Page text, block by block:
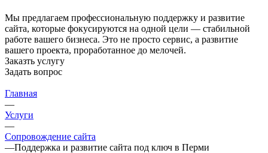
Мы предлагаем профессиональную поддержку и развитие
сайта, которые фокусируются на одной цели — стабильной
работе вашего бизнеса. Это не просто сервис, а развитие
вашего проекта, проработанное до мелочей.
Заказть услугу
Задать вопрос
Главная
—
Услуги
—
Сопровождение сайта
—Поддержка и развитие сайта под ключ в Перми